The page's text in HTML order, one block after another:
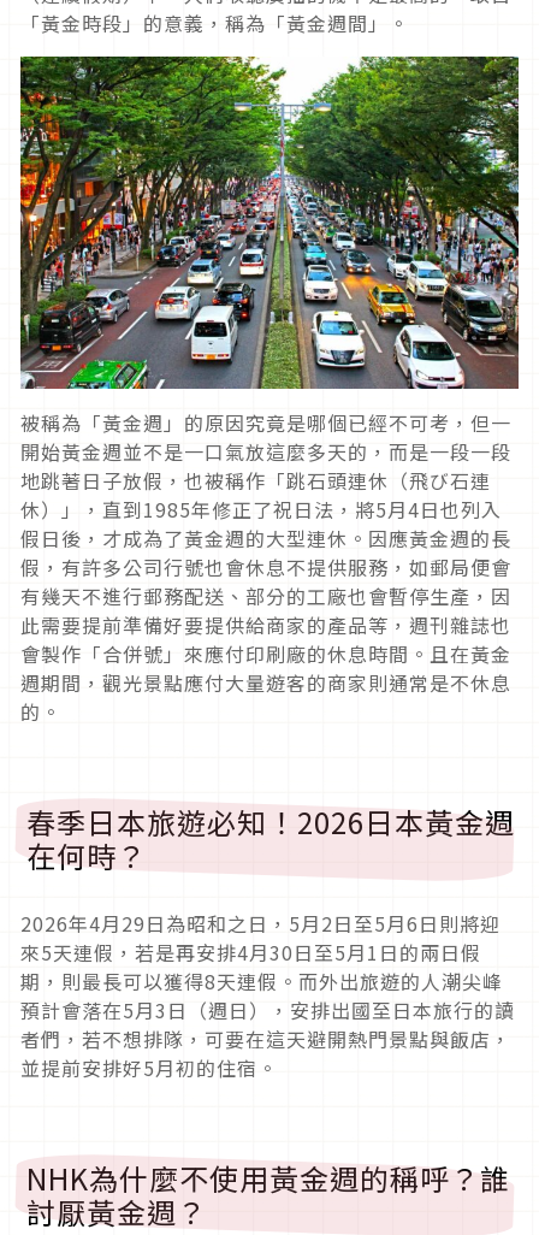
「黃金時段」的意義，稱為「黃金週間」。
被稱為「黃金週」的原因究竟是哪個已經不可考，但一
開始黃金週並不是一口氣放這麼多天的，而是一段一段
地跳著日子放假，也被稱作「跳石頭連休（飛び石連
休）」，直到1985年修正了祝日法，將5月4日也列入
假日後，才成為了黃金週的大型連休。因應黃金週的長
假，有許多公司行號也會休息不提供服務，如郵局便會
有幾天不進行郵務配送、部分的工廠也會暫停生產，因
此需要提前準備好要提供給商家的產品等，週刊雜誌也
會製作「合併號」來應付印刷廠的休息時間。且在黃金
週期間，觀光景點應付大量遊客的商家則通常是不休息
的。
春季日本旅遊必知！2026日本黃金週
在何時？
2026年4月29日為昭和之日，5月2日至5月6日則將迎
來5天連假，若是再安排4月30日至5月1日的兩日假
期，則最長可以獲得8天連假。而外出旅遊的人潮尖峰
預計會落在5月3日（週日），安排出國至日本旅行的讀
者們，若不想排隊，可要在這天避開熱門景點與飯店，
並提前安排好5月初的住宿。
NHK為什麼不使用黃金週的稱呼？誰
討厭黃金週？